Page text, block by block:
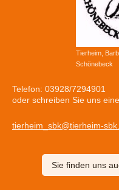
Tierheim,
Schönebeck
Telefon: 03928/7294901
oder schreiben Sie uns
tierheim_sbk@tierheim-
Sie finden uns